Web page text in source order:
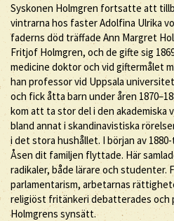
Syskonen Holmgren fortsatte att
vintrarna hos faster Adolfina Ulrika
faderns död träffade Ann Margret
Fritjof Holmgren, och de gifte sig
medicine doktor och vid giftermålet
han professor vid Uppsala
och fick åtta barn under åren
kom att ta stor del i den akademiska
bland annat i skandinavistiska
i det stora hushållet. I början av
Åsen dit familjen flyttade. Här
radikaler, både lärare och studenter.
parlamentarism, arbetarnas
religiöst fritänkeri debatterades och
Holmgrens synsätt.